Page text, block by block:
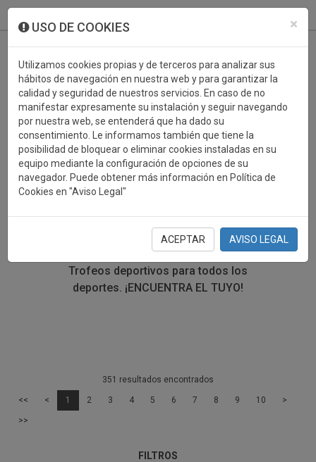
×
USO DE COOKIES
Utilizamos cookies propias y de terceros para analizar sus
hábitos de navegación en nuestra web y para garantizar la
calidad y seguridad de nuestros servicios. En caso de no
manifestar expresamente su instalación y seguir navegando
por nuestra web, se entenderá que ha dado su
consentimiento. Le informamos también que tiene la
posibilidad de bloquear o eliminar cookies instaladas en su
equipo mediante la configuración de opciones de su
navegador. Puede obtener más información en Política de
Cookies en "Aviso Legal"
ACEPTAR AVISO LEGAL
TROFEOS DEPORTIVOS
ESQUI
En esta sección encontrarás una gran variedad de
trofeos deportivos. Define tu búsqueda mediante los
filtros por deporte, material y precio del trofeo.
Trofeos deportivos para todos los
deportes. ¡ENCUENTRA EL TUYO!
351 resultados encontrados
<< < 1 2 3 4 5 6 7 8 9 10 >
>>
FILTROS